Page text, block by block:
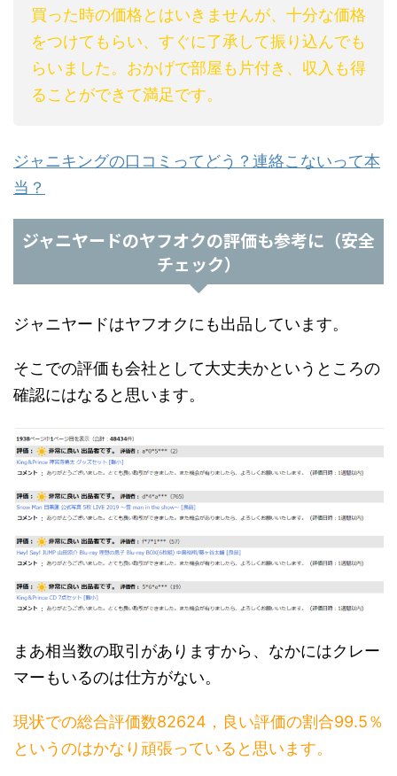
買った時の価格とはいきませんが、十分な価格
をつけてもらい、すぐに了承して振り込んでも
らいました。おかげで部屋も片付き、収入も得
ることができて満足です。
ジャニキングの口コミってどう？連絡こないって本
当？
ジャニヤードのヤフオクの評価も参考に（安全
チェック）
ジャニヤードはヤフオクにも出品しています。
そこでの評価も会社として大丈夫かというところの
確認にはなると思います。
まあ相当数の取引がありますから、なかにはクレー
マーもいるのは仕方がない。
現状での総合評価数82624，良い評価の割合99.5％
というのはかなり頑張っていると思います。